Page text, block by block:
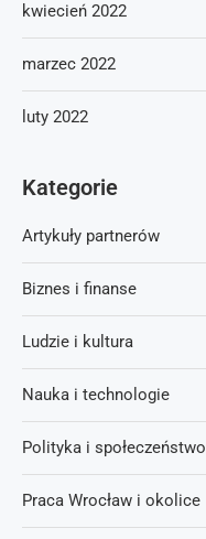
kwiecień 2022
marzec 2022
luty 2022
Kategorie
Artykuły partnerów
Biznes i finanse
Ludzie i kultura
Nauka i technologie
Polityka i społeczeństwo
Praca Wrocław i okolice